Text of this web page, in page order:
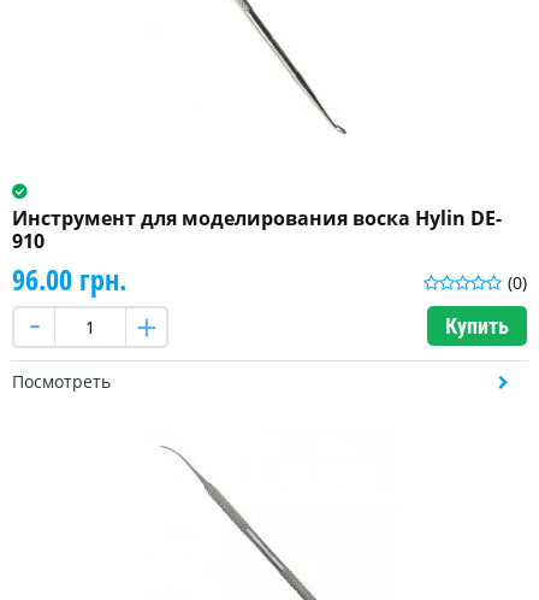
Инструмент для моделирования воска Hylin DE-
910
(0)
96.00 грн.
Купить
Посмотреть